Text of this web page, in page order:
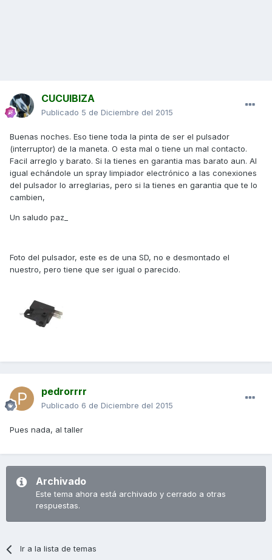
CUCUIBIZA
Publicado 5 de Diciembre del 2015
Buenas noches. Eso tiene toda la pinta de ser el pulsador
(interruptor) de la maneta. O esta mal o tiene un mal contacto.
Facil arreglo y barato. Si la tienes en garantia mas barato aun. Al
igual echándole un spray limpiador electrónico a las conexiones
del pulsador lo arreglarias, pero si la tienes en garantia que te lo
cambien,
Un saludo paz_
Foto del pulsador, este es de una SD, no e desmontado el
nuestro, pero tiene que ser igual o parecido.
pedrorrrr
Publicado 6 de Diciembre del 2015
Pues nada, al taller
Archivado
Este tema ahora está archivado y cerrado a otras
respuestas.
Ir a la lista de temas